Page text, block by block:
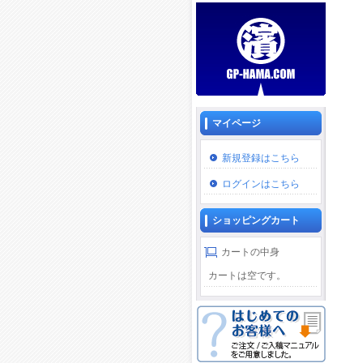
マイページ
新規登録はこちら
ログインはこちら
ショッピングカート
カートの中身
カートは空です。